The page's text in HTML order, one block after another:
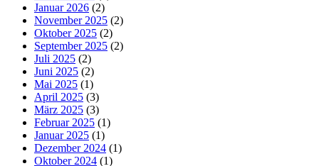
Januar 2026 (2)
November 2025 (2)
Oktober 2025 (2)
September 2025 (2)
Juli 2025 (2)
Juni 2025 (2)
Mai 2025 (1)
April 2025 (3)
März 2025 (3)
Februar 2025 (1)
Januar 2025 (1)
Dezember 2024 (1)
Oktober 2024 (1)